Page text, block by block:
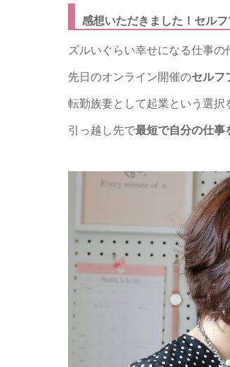
感想いただきました！セル
ズルいぐらい幸せになる仕事
先日のオンライン開催のセルフ
転勤族妻として起業という選択
引っ越し先で最短で自分の仕事